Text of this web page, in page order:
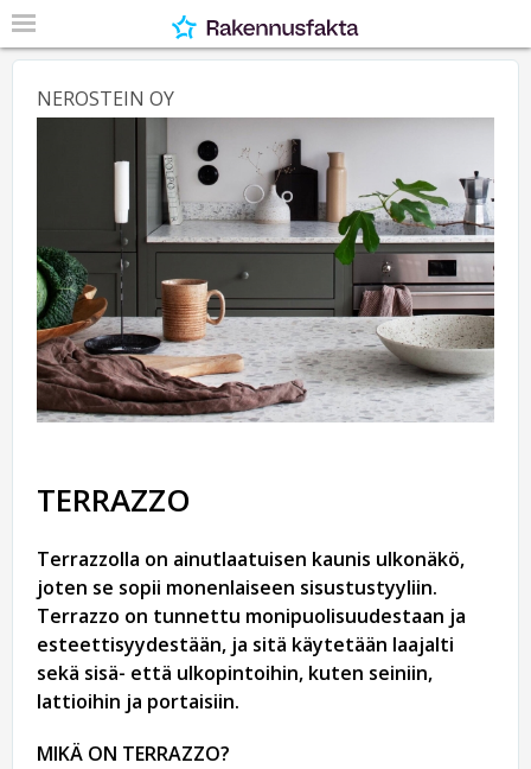
NEROSTEIN OY
TERRAZZO
Terrazzolla on ainutlaatuisen kaunis ulkonäkö,
joten se sopii monenlaiseen sisustustyyliin.
Terrazzo on tunnettu monipuolisuudestaan ja
esteettisyydestään, ja sitä käytetään laajalti
sekä sisä- että ulkopintoihin, kuten seiniin,
lattioihin ja portaisiin.
MIKÄ ON TERRAZZO?